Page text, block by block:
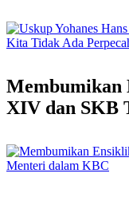
Membumikan
XIV dan SKB